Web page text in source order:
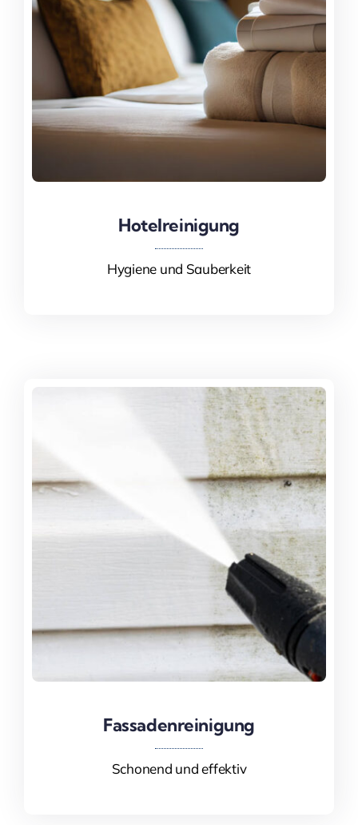
Hotelreinigung
Hygiene und Sauberkeit
Hotelreinigung
Mehr Informationen
Fassadenreinigung
Schonend und effektiv
Fassadenreinigung
Mehr Informationen